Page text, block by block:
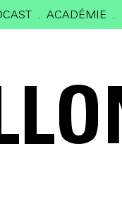
ACADÉMIE